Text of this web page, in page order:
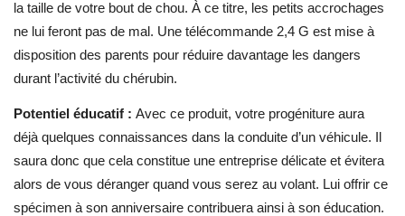
la taille de votre bout de chou. À ce titre, les petits accrochages
ne lui feront pas de mal. Une télécommande 2,4 G est mise à
disposition des parents pour réduire davantage les dangers
durant l’activité du chérubin.
Potentiel éducatif : Avec ce produit, votre progéniture aura
déjà quelques connaissances dans la conduite d’un véhicule. Il
saura donc que cela constitue une entreprise délicate et évitera
alors de vous déranger quand vous serez au volant. Lui offrir ce
spécimen à son anniversaire contribuera ainsi à son éducation.